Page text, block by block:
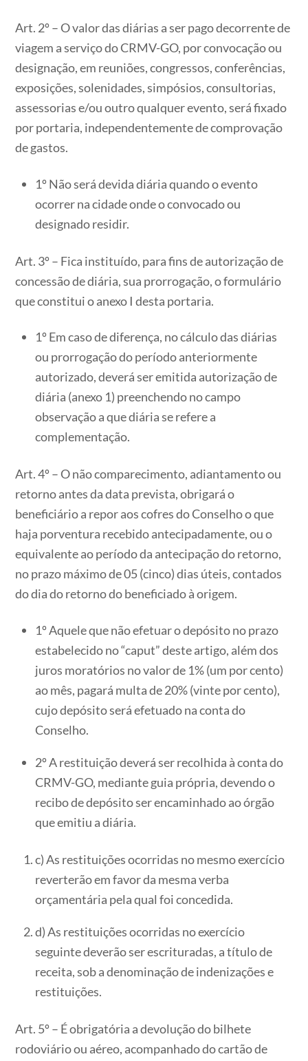
Art. 2º – O valor das diárias a ser pago decorrente de
viagem a serviço do CRMV-GO, por convocação ou
designação, em reuniões, congressos, conferências,
exposições, solenidades, simpósios, consultorias,
assessorias e/ou outro qualquer evento, será fixado
por portaria, independentemente de comprovação
de gastos.
1º Não será devida diária quando o evento
ocorrer na cidade onde o convocado ou
designado residir.
Art. 3º – Fica instituído, para fins de autorização de
concessão de diária, sua prorrogação, o formulário
que constitui o anexo I desta portaria.
1º Em caso de diferença, no cálculo das diárias
ou prorrogação do período anteriormente
autorizado, deverá ser emitida autorização de
diária (anexo 1) preenchendo no campo
observação a que diária se refere a
complementação.
Art. 4º – O não comparecimento, adiantamento ou
retorno antes da data prevista, obrigará o
beneficiário a repor aos cofres do Conselho o que
haja porventura recebido antecipadamente, ou o
equivalente ao período da antecipação do retorno,
no prazo máximo de 05 (cinco) dias úteis, contados
do dia do retorno do beneficiado à origem.
1º Aquele que não efetuar o depósito no prazo
estabelecido no “caput” deste artigo, além dos
juros moratórios no valor de 1% (um por cento)
ao mês, pagará multa de 20% (vinte por cento),
cujo depósito será efetuado na conta do
Conselho.
2º A restituição deverá ser recolhida à conta do
CRMV-GO, mediante guia própria, devendo o
recibo de depósito ser encaminhado ao órgão
que emitiu a diária.
c) As restituições ocorridas no mesmo exercício
reverterão em favor da mesma verba
orçamentária pela qual foi concedida.
d) As restituições ocorridas no exercício
seguinte deverão ser escrituradas, a título de
receita, sob a denominação de indenizações e
restituições.
Art. 5º – É obrigatória a devolução do bilhete
rodoviário ou aéreo, acompanhado do cartão de